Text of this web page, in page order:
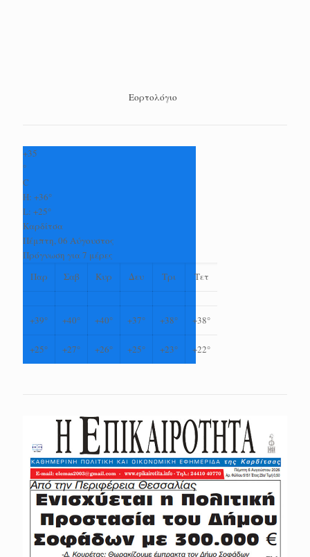
Εορτολόγιο
+35
°
C
H: +36°
L: +25°
Καρδίτσα
Πέμπτη, 06 Αύγουστος
Πρόγνωση για 7 μέρες
Παρ
Σαβ Κυρ Δευ Τρι Τετ
+39° +40° +40° +37° +38° +38°
+25° +27° +26° +25° +23° +22°